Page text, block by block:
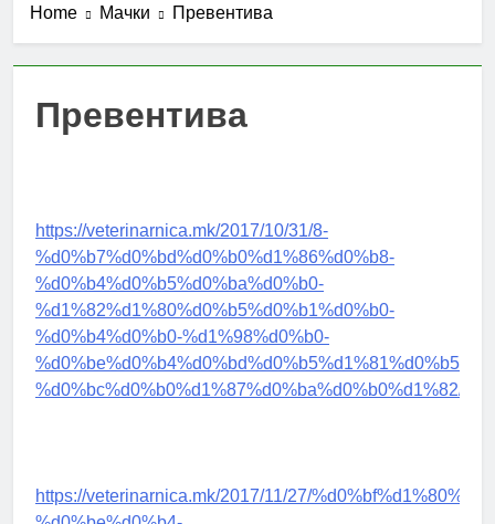
Home Мачки Превентива
Превентива
https://veterinarnica.mk/2017/10/31/8-
%d0%b7%d0%bd%d0%b0%d1%86%d0%b8-
%d0%b4%d0%b5%d0%ba%d0%b0-
%d1%82%d1%80%d0%b5%d0%b1%d0%b0-
%d0%b4%d0%b0-%d1%98%d0%b0-
%d0%bc%d0%b0%d1%87%d0%ba%d0%b0%d1%82/
https://veterinarnica.mk/2017/11/27/